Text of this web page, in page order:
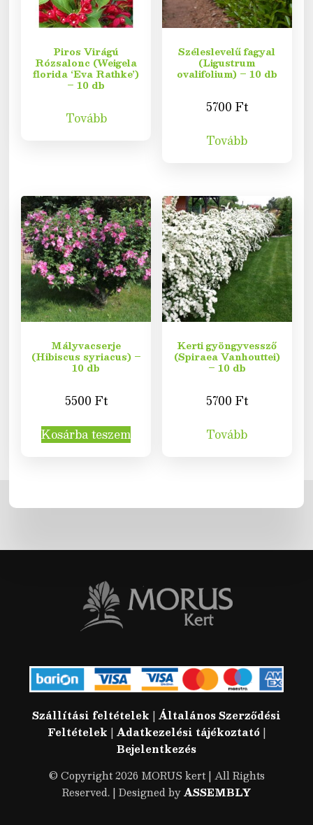
Piros Virágú
Rózsalonc (Weigela
florida ‘Eva Rathke’)
– 10 db
Tovább
Széleslevelű fagyal
(Ligustrum
ovalifolium) – 10 db
5700 Ft
Tovább
Mályvacserje
(Hibiscus syriacus) –
10 db
5500 Ft
Kosárba teszem
Kerti gyöngyvessző
(Spiraea Vanhouttei)
– 10 db
5700 Ft
Tovább
Szállítási feltételek | Általános Szerződési
Feltételek | Adatkezelési tájékoztató|
Bejelentkezés
© Copyright 2026 MORUS kert | All Rights
Reserved. | Designed byASSEMBLY